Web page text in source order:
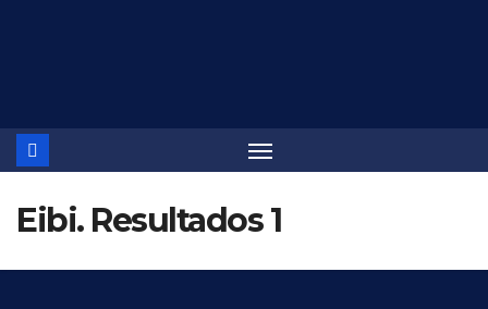
Eibi. Resultados 1